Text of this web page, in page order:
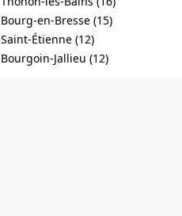
Bourg-en-Bresse (15)
Saint-Étienne (12)
Bourgoin-Jallieu (12)